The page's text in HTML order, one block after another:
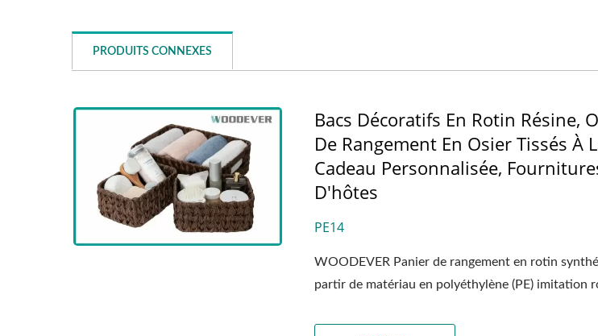
PRODUITS CONNEXES
Bacs Décoratifs En Rotin Résine,
De Rangement En Osier Tissés À
Cadeau Personnalisée,
D'hôtes
PE14
WOODEVER Panier de rangement en rotin
partir de matériau en polyéthylène (PE) imitation